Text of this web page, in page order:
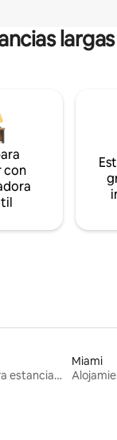
largas
con
Alojamientos para estancias largas
Miami